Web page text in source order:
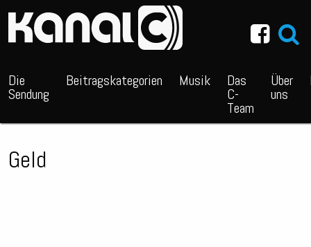
Die
Sendung
Beitragskategorien Musik Das
C-
Team
Über
uns
Geld